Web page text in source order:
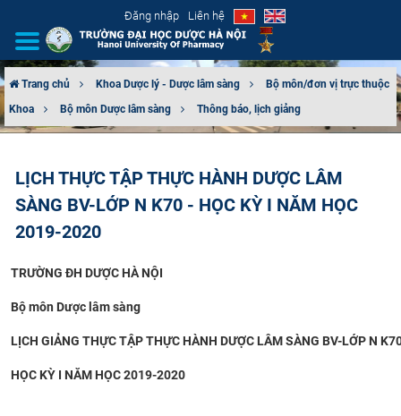
Đăng nhập Liên hệ
GIỚI THIỆU
TUYỂN SINH
KHOA HỌC CÔNG NGHỆ
HTQT
Trang chủ Khoa Dược lý - Dược lâm sàng
Bộ môn/đơn vị trực thuộc
Khoa
Bộ môn Dược lâm sàng Thông báo, lịch giảng
LỊCH THỰC TẬP THỰC HÀNH DƯỢC LÂM
SÀNG BV-LỚP N K70 - HỌC KỲ I NĂM HỌC
2019-2020
TRƯỜNG ĐH DƯỢC HÀ NỘI
Bộ môn Dược lâm sàng
LỊCH GIẢNG THỰC TẬP THỰC HÀNH DƯỢC LÂM SÀNG BV-LỚP N
HỌC KỲ I NĂM HỌC 2019-2020